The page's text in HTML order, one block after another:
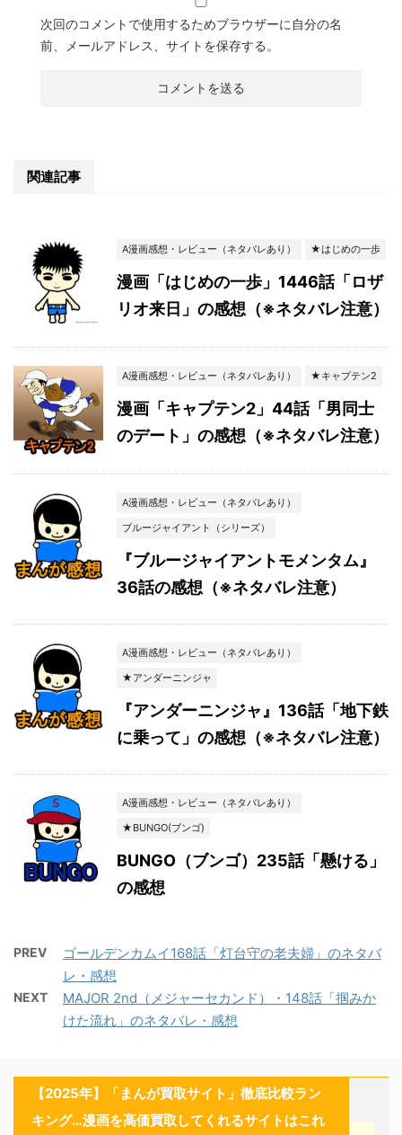
次回のコメントで使用するためブラウザーに自分の名
前、メールアドレス、サイトを保存する。
関連記事
A漫画感想・レビュー（ネタバレあり） ★はじめの一歩
漫画「はじめの一歩」1446話「ロザ
リオ来日」の感想（※ネタバレ注意）
A漫画感想・レビュー（ネタバレあり） ★キャプテン2
漫画「キャプテン2」44話「男同士
のデート」の感想（※ネタバレ注意）
A漫画感想・レビュー（ネタバレあり）
ブルージャイアント（シリーズ）
『ブルージャイアントモメンタム』
36話の感想（※ネタバレ注意）
A漫画感想・レビュー（ネタバレあり）
★アンダーニンジャ
『アンダーニンジャ』136話「地下鉄
に乗って」の感想（※ネタバレ注意）
A漫画感想・レビュー（ネタバレあり）
★BUNGO(ブンゴ)
BUNGO（ブンゴ）235話「懸ける」
の感想
PREV
ゴールデンカムイ168話「灯台守の老夫婦」のネタバ
レ・感想
NEXT
MAJOR 2nd（メジャーセカンド）・148話「掴みか
けた流れ」のネタバレ・感想
【2025年】「まんが買取サイト」徹底比較ラン
キング…漫画を高価買取してくれるサイトはこれ